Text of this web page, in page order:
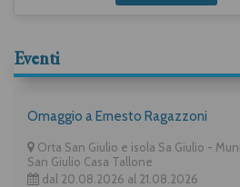
Eventi
Omaggio a Ernesto Ragazzoni
Orta San Giulio e isola Sa Giulio -
San Giulio Casa Tallone
dal 20.08.2026 al 21.08.2026